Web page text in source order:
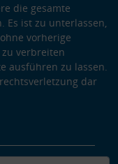
die gesamte
ist zu unterlassen,
vorherige
zu verbreiten
ausführen zu lassen.
dar